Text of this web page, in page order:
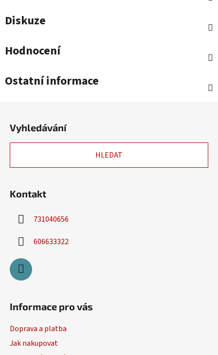
Diskuze
Hodnocení
Ostatní informace
Vyhledávání
HLEDAT
Kontakt
731040656
606633322
Informace pro vás
Doprava a platba
Jak nakupovat